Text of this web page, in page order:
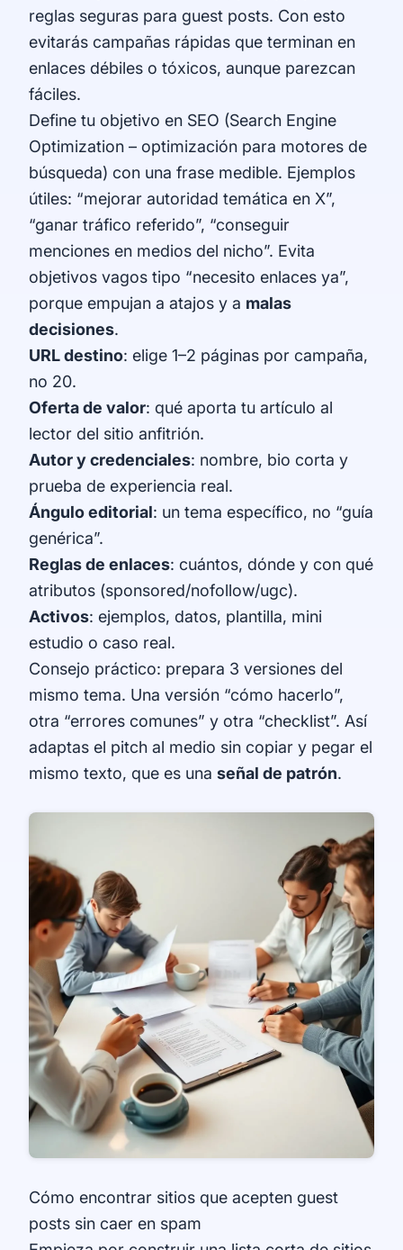
reglas seguras para guest posts. Con esto
evitarás campañas rápidas que terminan en
enlaces débiles o tóxicos, aunque parezcan
fáciles.
Define tu objetivo en SEO (Search Engine
Optimization – optimización para motores de
búsqueda) con una frase medible. Ejemplos
útiles: “mejorar autoridad temática en X”,
“ganar tráfico referido”, “conseguir
menciones en medios del nicho”. Evita
objetivos vagos tipo “necesito enlaces ya”,
porque empujan a atajos y a malas
decisiones.
URL destino: elige 1–2 páginas por campaña,
no 20.
Oferta de valor: qué aporta tu artículo al
lector del sitio anfitrión.
Autor y credenciales: nombre, bio corta y
prueba de experiencia real.
Ángulo editorial: un tema específico, no “guía
genérica”.
Reglas de enlaces: cuántos, dónde y con qué
atributos (sponsored/nofollow/ugc).
Activos: ejemplos, datos, plantilla, mini
estudio o caso real.
Consejo práctico: prepara 3 versiones del
mismo tema. Una versión “cómo hacerlo”,
otra “errores comunes” y otra “checklist”. Así
adaptas el pitch al medio sin copiar y pegar el
mismo texto, que es una señal de patrón.
Cómo encontrar sitios que acepten guest
posts sin caer en spam